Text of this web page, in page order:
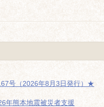
号（2026年8月3日発行）★
年熊本地震被災者支援